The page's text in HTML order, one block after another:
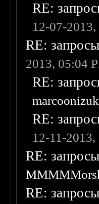
RE:
12-07-
RE:
2013, 05:04
RE:
RE:
12-11-
RE:
RE: